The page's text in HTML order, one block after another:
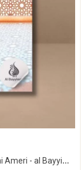
Pourquoi Dieu nous enjoint-il de l'adorer ? Sami Ameri - al Bayyinah